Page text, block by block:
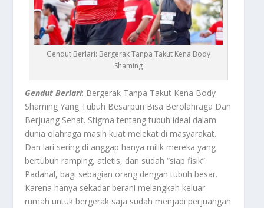
Gendut Berlari: Bergerak Tanpa Takut Kena Body
Shaming
Gendut Berlari: Bergerak Tanpa Takut Kena Body
Shaming Yang Tubuh Besarpun Bisa Berolahraga Dan
Berjuang Sehat. Stigma tentang tubuh ideal dalam
dunia olahraga masih kuat melekat di masyarakat.
Dan lari sering di anggap hanya milik mereka yang
bertubuh ramping, atletis, dan sudah “siap fisik”.
Padahal, bagi sebagian orang dengan tubuh besar.
Karena hanya sekadar berani melangkah keluar
rumah untuk bergerak saja sudah menjadi perjuangan